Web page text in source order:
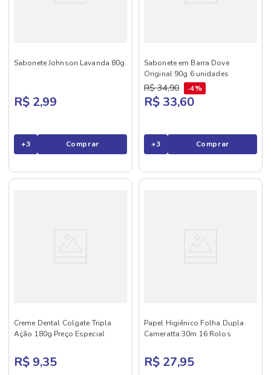
Sabonete Johnson Lavanda 80g
R$ 2,99
+3 Comprar
Sabonete em Barra Dove
Original 90g 6 unidades
R$ 34,90 4%
R$ 33,60
+3 Comprar
Creme Dental Colgate Tripla
Ação 180g Preço Especial
R$ 9,35
Papel Higiênico Folha Dupla
Cameratta 30m 16 Rolos
R$ 27,95